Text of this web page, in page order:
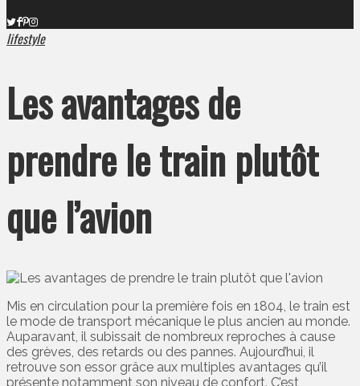
lifestyle
Les avantages de
prendre le train plutôt
que l’avion
Mis en circulation pour la première fois en 1804, le train est
le mode de transport mécanique le plus ancien au monde.
Auparavant, il subissait de nombreux reproches à cause
des grèves, des retards ou des pannes. Aujourd’hui, il
retrouve son essor grâce aux multiples avantages qu’il
présente notamment son niveau de confort. C’est